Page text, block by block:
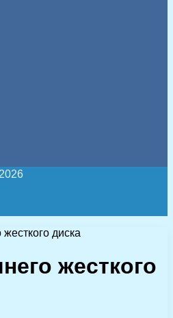
диска
жесткого